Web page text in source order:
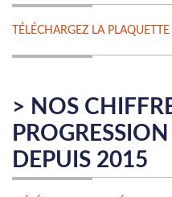
TÉLÉCHARGEZ LA
> NOS
DEPUIS 2015